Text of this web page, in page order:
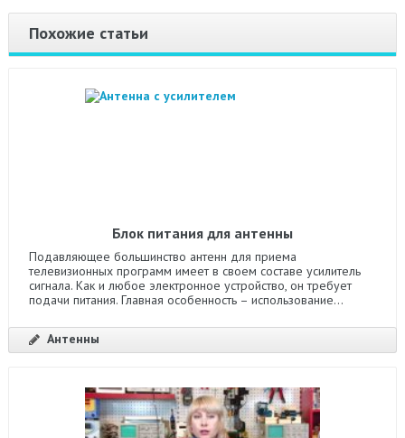
Похожие статьи
Блок питания для антенны
Подавляющее большинство антенн для приема
телевизионных программ имеет в своем составе усилитель
сигнала. Как и любое электронное устройство, он требует
подачи питания. Главная особенность – использование...
Антенны